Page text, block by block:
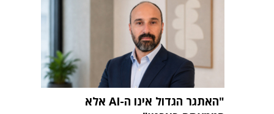
"האתגר הגדול אינו ה-AI אלא